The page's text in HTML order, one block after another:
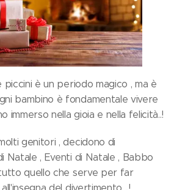
è un periodo magico , ma è
bambino è fondamentale vivere
immerso nella gioia e nella felicità..!
genitori , decidono di
Natale , Eventi di Natale , Babbo
quello che serve per far